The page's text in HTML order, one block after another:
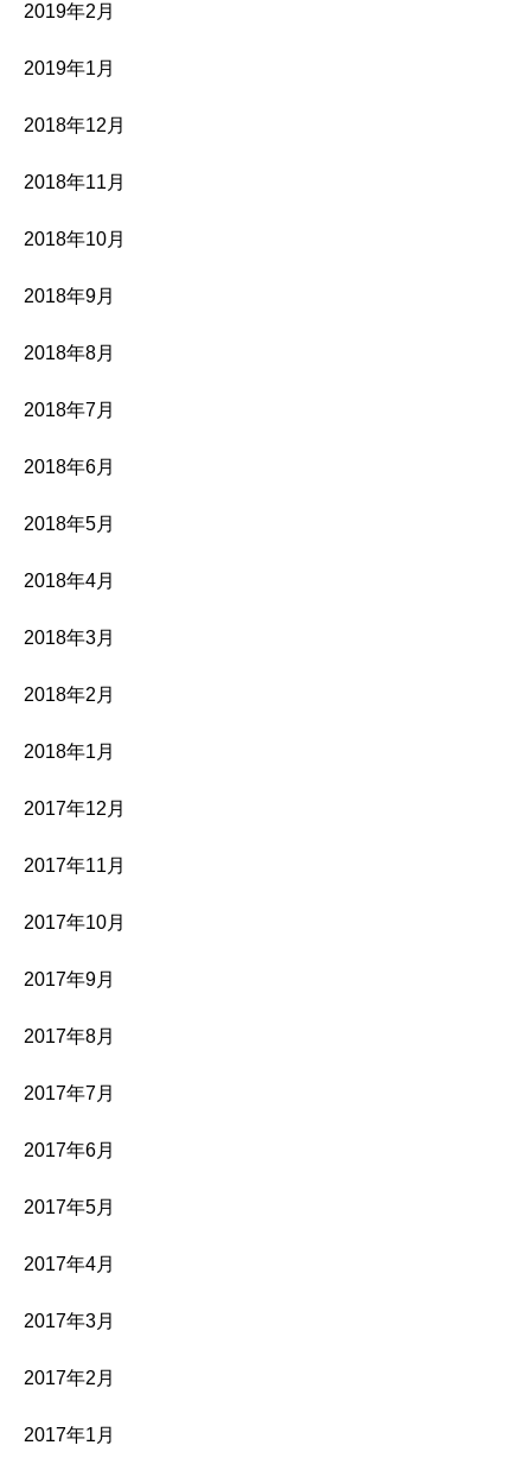
2019年2月
2019年1月
2018年12月
2018年11月
2018年10月
2018年9月
2018年8月
2018年7月
2018年6月
2018年5月
2018年4月
2018年3月
2018年2月
2018年1月
2017年12月
2017年11月
2017年10月
2017年9月
2017年8月
2017年7月
2017年6月
2017年5月
2017年4月
2017年3月
2017年2月
2017年1月